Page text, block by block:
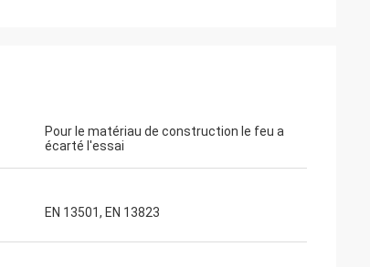
Pour le matériau de construction le feu a
écarté l'essai
EN 13501, EN 13823